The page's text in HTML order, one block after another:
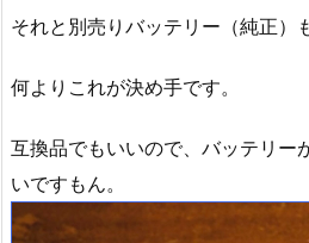
それと別売りバッテリー（純正）
何よりこれが決め手です。
互換品でもいいので、バッテリー
いですもん。